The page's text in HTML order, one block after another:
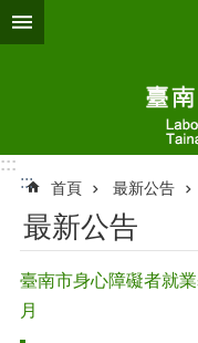
跳到主要內容區塊
:::
:::
首頁 最新公告
最新公告
臺南市身心障礙者就
月